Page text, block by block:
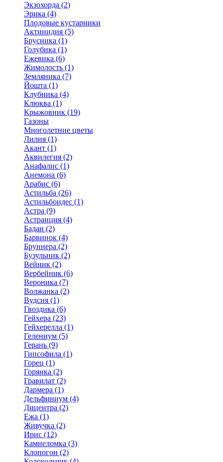
Экзохорда (2)
Эрика (4)
Плодовые кустарники
Актинидия (5)
Брусника (1)
Голубика (1)
Ежевика (6)
Жимолость (1)
Земляника (7)
Йошта (1)
Клубника (4)
Клюква (1)
Крыжовник (19)
Газоны
Многолетние цветы
Лилия (1)
Акант (1)
Аквилегия (2)
Анафалис (1)
Анемона (6)
Арабис (6)
Астильба (26)
Астильбоидес (1)
Астра (9)
Астранция (4)
Бадан (2)
Барвинок (4)
Бруннера (2)
Бузульник (2)
Вейник (2)
Вербейник (6)
Вероника (7)
Волжанка (2)
Вудсия (1)
Гвоздика (6)
Гейхера (23)
Гейхерелла (1)
Гелениум (5)
Герань (9)
Гипсофила (1)
Горец (1)
Горянка (2)
Гравилат (2)
Дармера (1)
Дельфиниум (4)
Дицентра (2)
Ежа (1)
Живучка (2)
Ирис (12)
Камнеломка (3)
Клопогон (2)